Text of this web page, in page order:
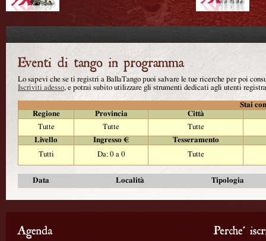
Lo sapevi che se ti registri a BallaTango puoi salvare le tue ricerche per poi
Iscriviti adesso, e potrai subito utilizzare gli strumenti dedicati agli utenti
Stai
Regione
Provincia
Città
Tutte
Tutte
Tutte
Livello
Ingresso €
Tesseramento
Tutti
Da: 0 a 0 Tutte
Data Località Tipologia